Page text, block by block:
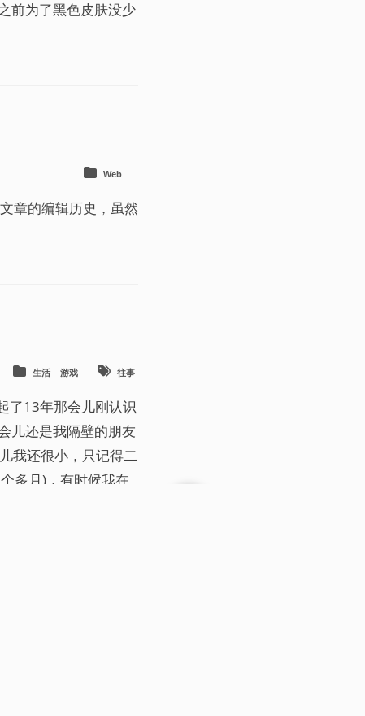
前为了黑色皮肤没少
Web
章的编辑历史，虽然
生活 游戏 往事
了13年那会儿刚认识
儿还是我隔壁的朋友
我还很小，只记得二
多月)，有时候我在